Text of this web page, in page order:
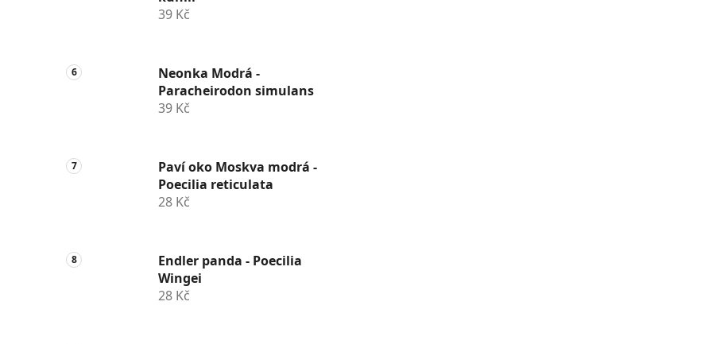
39 Kč
Neonka Modrá -
Paracheirodon simulans
39 Kč
Paví oko Moskva modrá -
Poecilia reticulata
28 Kč
Endler panda - Poecilia
Wingei
28 Kč